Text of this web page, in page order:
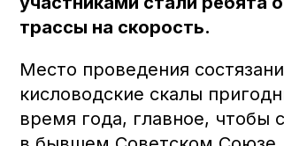
трассы на скорость.
Место проведения
кисловодские скалы
время года, главное, чтобы